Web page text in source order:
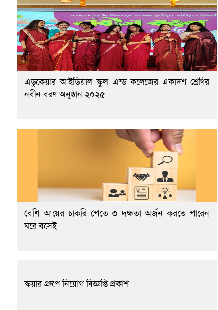
এডুকেয়ার আইডিয়াল স্কুল এন্ড কলেজের একাদশ শ্রেণির
নবীন বরণ অনুষ্ঠান ২০২৫
বেশি আয়ের চাকরি পেতে ৩ দক্ষতা অর্জন করতে পারেন
ঘরে বসেই
স্কয়ার গ্রুপে নিয়োগ বিজ্ঞপ্তি প্রকাশ